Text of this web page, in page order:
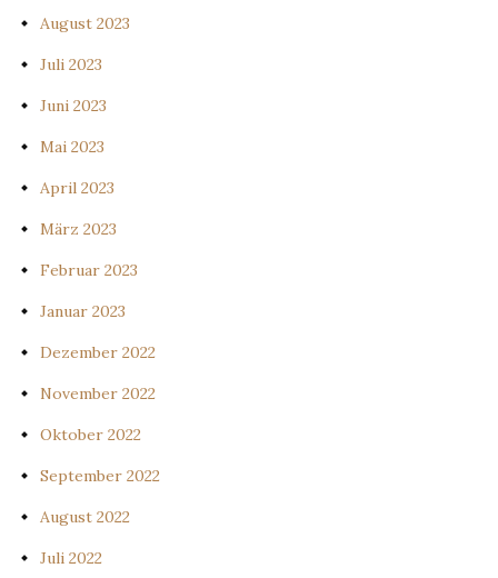
August 2023
Juli 2023
Juni 2023
Mai 2023
April 2023
März 2023
Februar 2023
Januar 2023
Dezember 2022
November 2022
Oktober 2022
September 2022
August 2022
Juli 2022